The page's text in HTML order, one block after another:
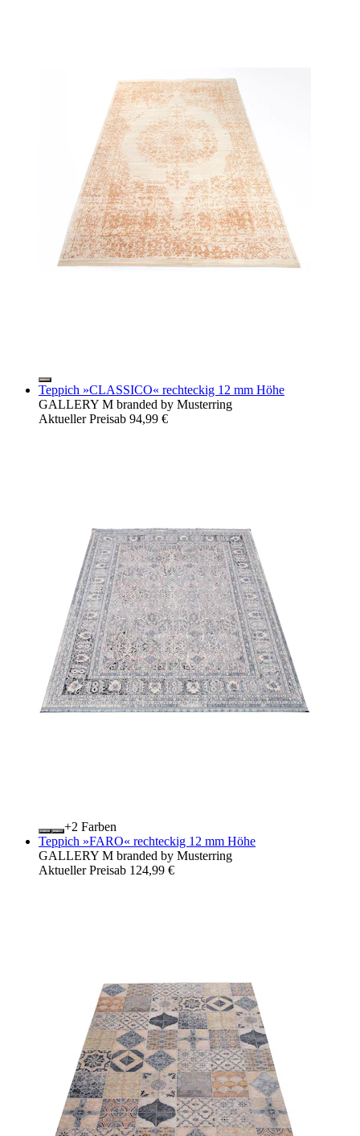
Teppich »CLASSICO« rechteckig 12 mm Höhe
GALLERY M branded by Musterring
Aktueller Preisab 94,99 €
+
Farben
Teppich »FARO« rechteckig 12 mm Höhe
GALLERY M branded by Musterring
Aktueller Preisab 124,99 €